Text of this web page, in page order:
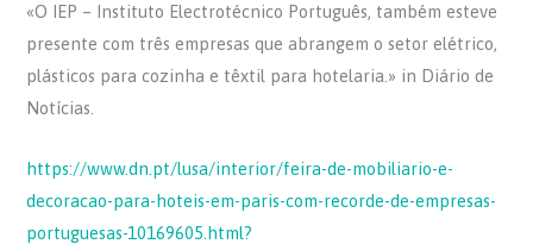
c
e
b
o
k
itt
er
at
s
p
ar
e
«O IEP – Instituto Electrotécnico Português, também esteve
presente com três empresas que abrangem o setor elétrico,
plásticos para cozinha e têxtil para hotelaria.» in Diário de
Notícias.
https://www.dn.pt/lusa/interior/feira-de-mobiliario-e-
decoracao-para-hoteis-em-paris-com-recorde-de-empresas-
portuguesas-10169605.html?